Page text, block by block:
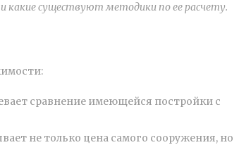
существуют методики по ее расчету.
сравнение имеющейся постройки с
не только цена самого сооружения, но